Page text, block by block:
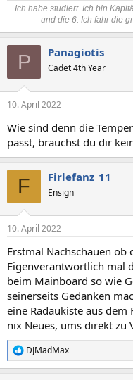
Ich habe studiert. Ich bin
und die 6. Ich fahr die
P Panagiotis
Cadet 4th Year
10. April 2022
Wie sind denn die
passt, brauchst du dir
F Firlefanz_11
Ensign
10. April 2022
Erstmal Nachschauen ob
Eigenverantwortlich mal
beim Mainboard so wie
seinerseits Gedanken
eine Radaukiste aus dem
nix Neues, ums direkt zu
R
e
DJMadMax